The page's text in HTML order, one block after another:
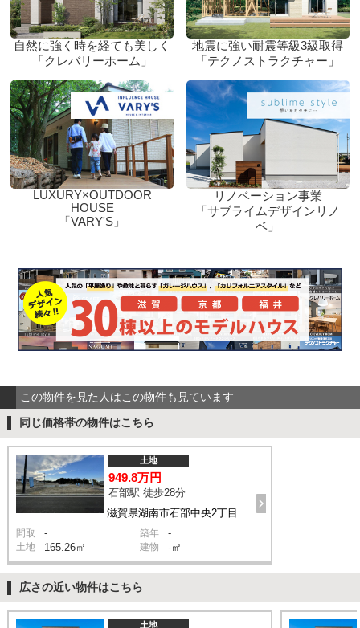
自然に強く時を経ても美しく
「クレバリーホーム」
地震に強い耐震等級3級取得
「テクノストラクチャー」
LUXURY×OUTDOOR
HOUSE
「VARY'S」
リノベーション事業
「サブライムデザインリノ
ベ」
この物件を見た人はこの物件も見ています
同じ価格帯の物件はこちら
滋賀県湖南市石部中央2丁目
土地
949.8万円
石部駅 徒歩28分
間取 - 築年 -
土地 165.26㎡ 建物 -㎡
広さの近い物件はこちら
土地